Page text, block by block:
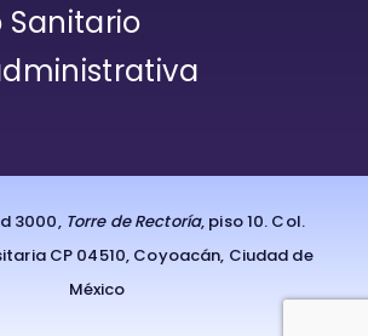
Sanitario
3000, Torre de Rectoría, piso 10. Col.
CP 04510, Coyoacán, Ciudad de
México